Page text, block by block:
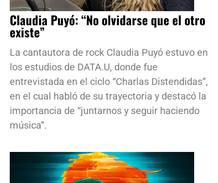
Claudia Puyó: “No olvidarse que el otro
existe”
La cantautora de rock Claudia Puyó estuvo en
los estudios de DATA.U, donde fue
entrevistada en el ciclo “Charlas Distendidas”,
en el cual habló de su trayectoria y destacó la
importancia de “juntarnos y seguir haciendo
música”.